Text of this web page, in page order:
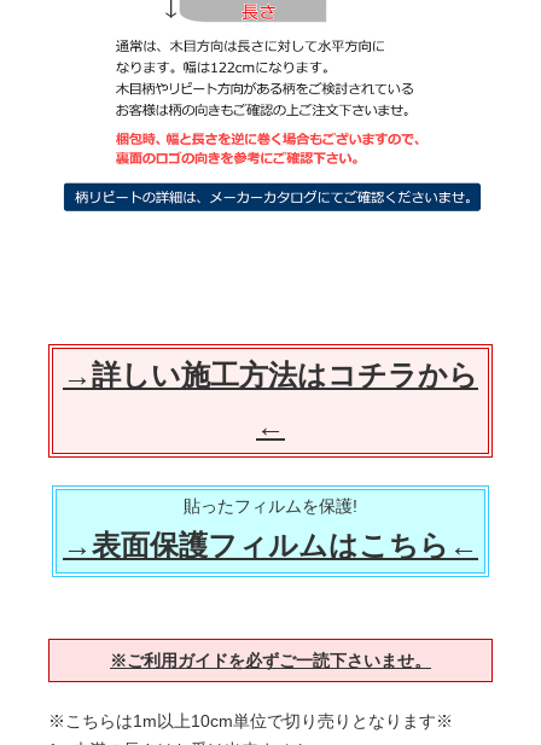
→詳しい施工方法はコチラから
←
貼ったフィルムを保護!
→表面保護フィルムはこちら←
※ご利用ガイドを必ずご一読下さいませ。
※こちらは1m以上10cm単位で切り売りとなります※